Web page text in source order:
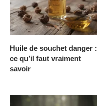
Huile de souchet danger :
ce qu’il faut vraiment
savoir